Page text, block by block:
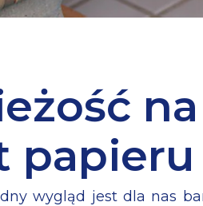
wygląd jest dla nas